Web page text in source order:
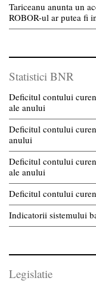
Tariceanu anunta un
ROBOR-ul ar putea fi
Statistici BNR
Deficitul contului
ale anului
Deficitul contului
anului
Deficitul contului
ale anului
Deficitul contului
Indicatorii sistemului
Legislatie